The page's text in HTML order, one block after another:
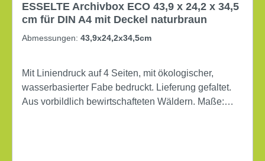
ESSELTE Archivbox ECO 43,9 x 24,2 x 34,5
cm für DIN A4 mit Deckel naturbraun
Abmessungen: 43,9x24,2x34,5cm
Mit Liniendruck auf 4 Seiten, mit ökologischer,
wasserbasierter Fabe bedruckt. Lieferung gefaltet.
Aus vorbildlich bewirtschafteten Wäldern. Maße: